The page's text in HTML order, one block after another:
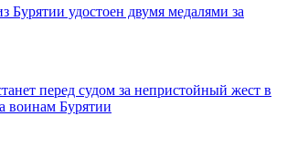
Бурятии удостоен двумя медалями за
перед судом за непристойный жест в
воинам Бурятии